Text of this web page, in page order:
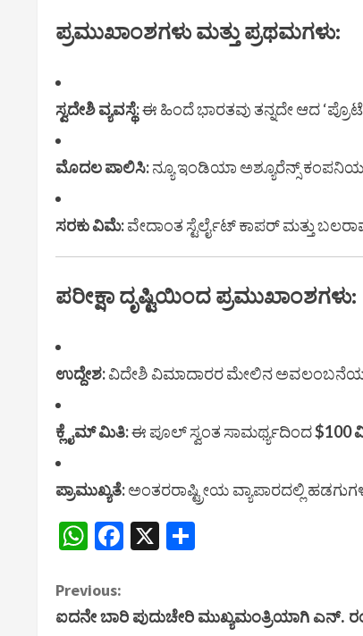
ಪ್ರಮುಖಾಂಶಗಳು ಮತ್ತು ಪ್ರಥಮಗಳು:
ಸ್ವದೇಶಿ ವ್ಯವಸ್ಥೆ:ಈ ಹಿಂದೆ ಭಾರತವು ತನ್ನದೇ ಆದ
ಮೊದಲ ಪಾಲಿಸಿ:ನ್ಯೂ ಇಂಡಿಯಾ ಅಶ್ಯೂರೆನ್ಸ್
ಸರಕು ವಿಮೆ:ವೇದಾಂತ ಸ್ಟೆರ್ಲೈಟ್ ಕಾಪರ್ ಮತ್ತು
ಪರೀಕ್ಷಾ ದೃಷ್ಟಿಯಿಂದ ಪ್ರಮುಖಾಂಶಗಳು:
ಉದ್ದೇಶ:ವಿದೇಶಿ ವಿಮಾದಾರರ ಮೇಲಿನ
ಕ್ಲೈಮ್ ಮಿತಿ:ಈ ಪೂಲ್ ಸ್ವಂತ ಸಾಮರ್ಥ್ಯದಿಂದ
ಪ್ರಾಮುಖ್ಯತೆ:ಅಂತರರಾಷ್ಟ್ರೀಯ ವ್ಯಾಪಾರದಲ್ಲಿ
WhatsApp
Facebook
X
C
Previous:
ಐದನೇ ಬಾರಿ ಪುದುಚೇರಿ ಮುಖ್ಯಮಂತ್ರಿಯಾಗಿ ಎನ್.